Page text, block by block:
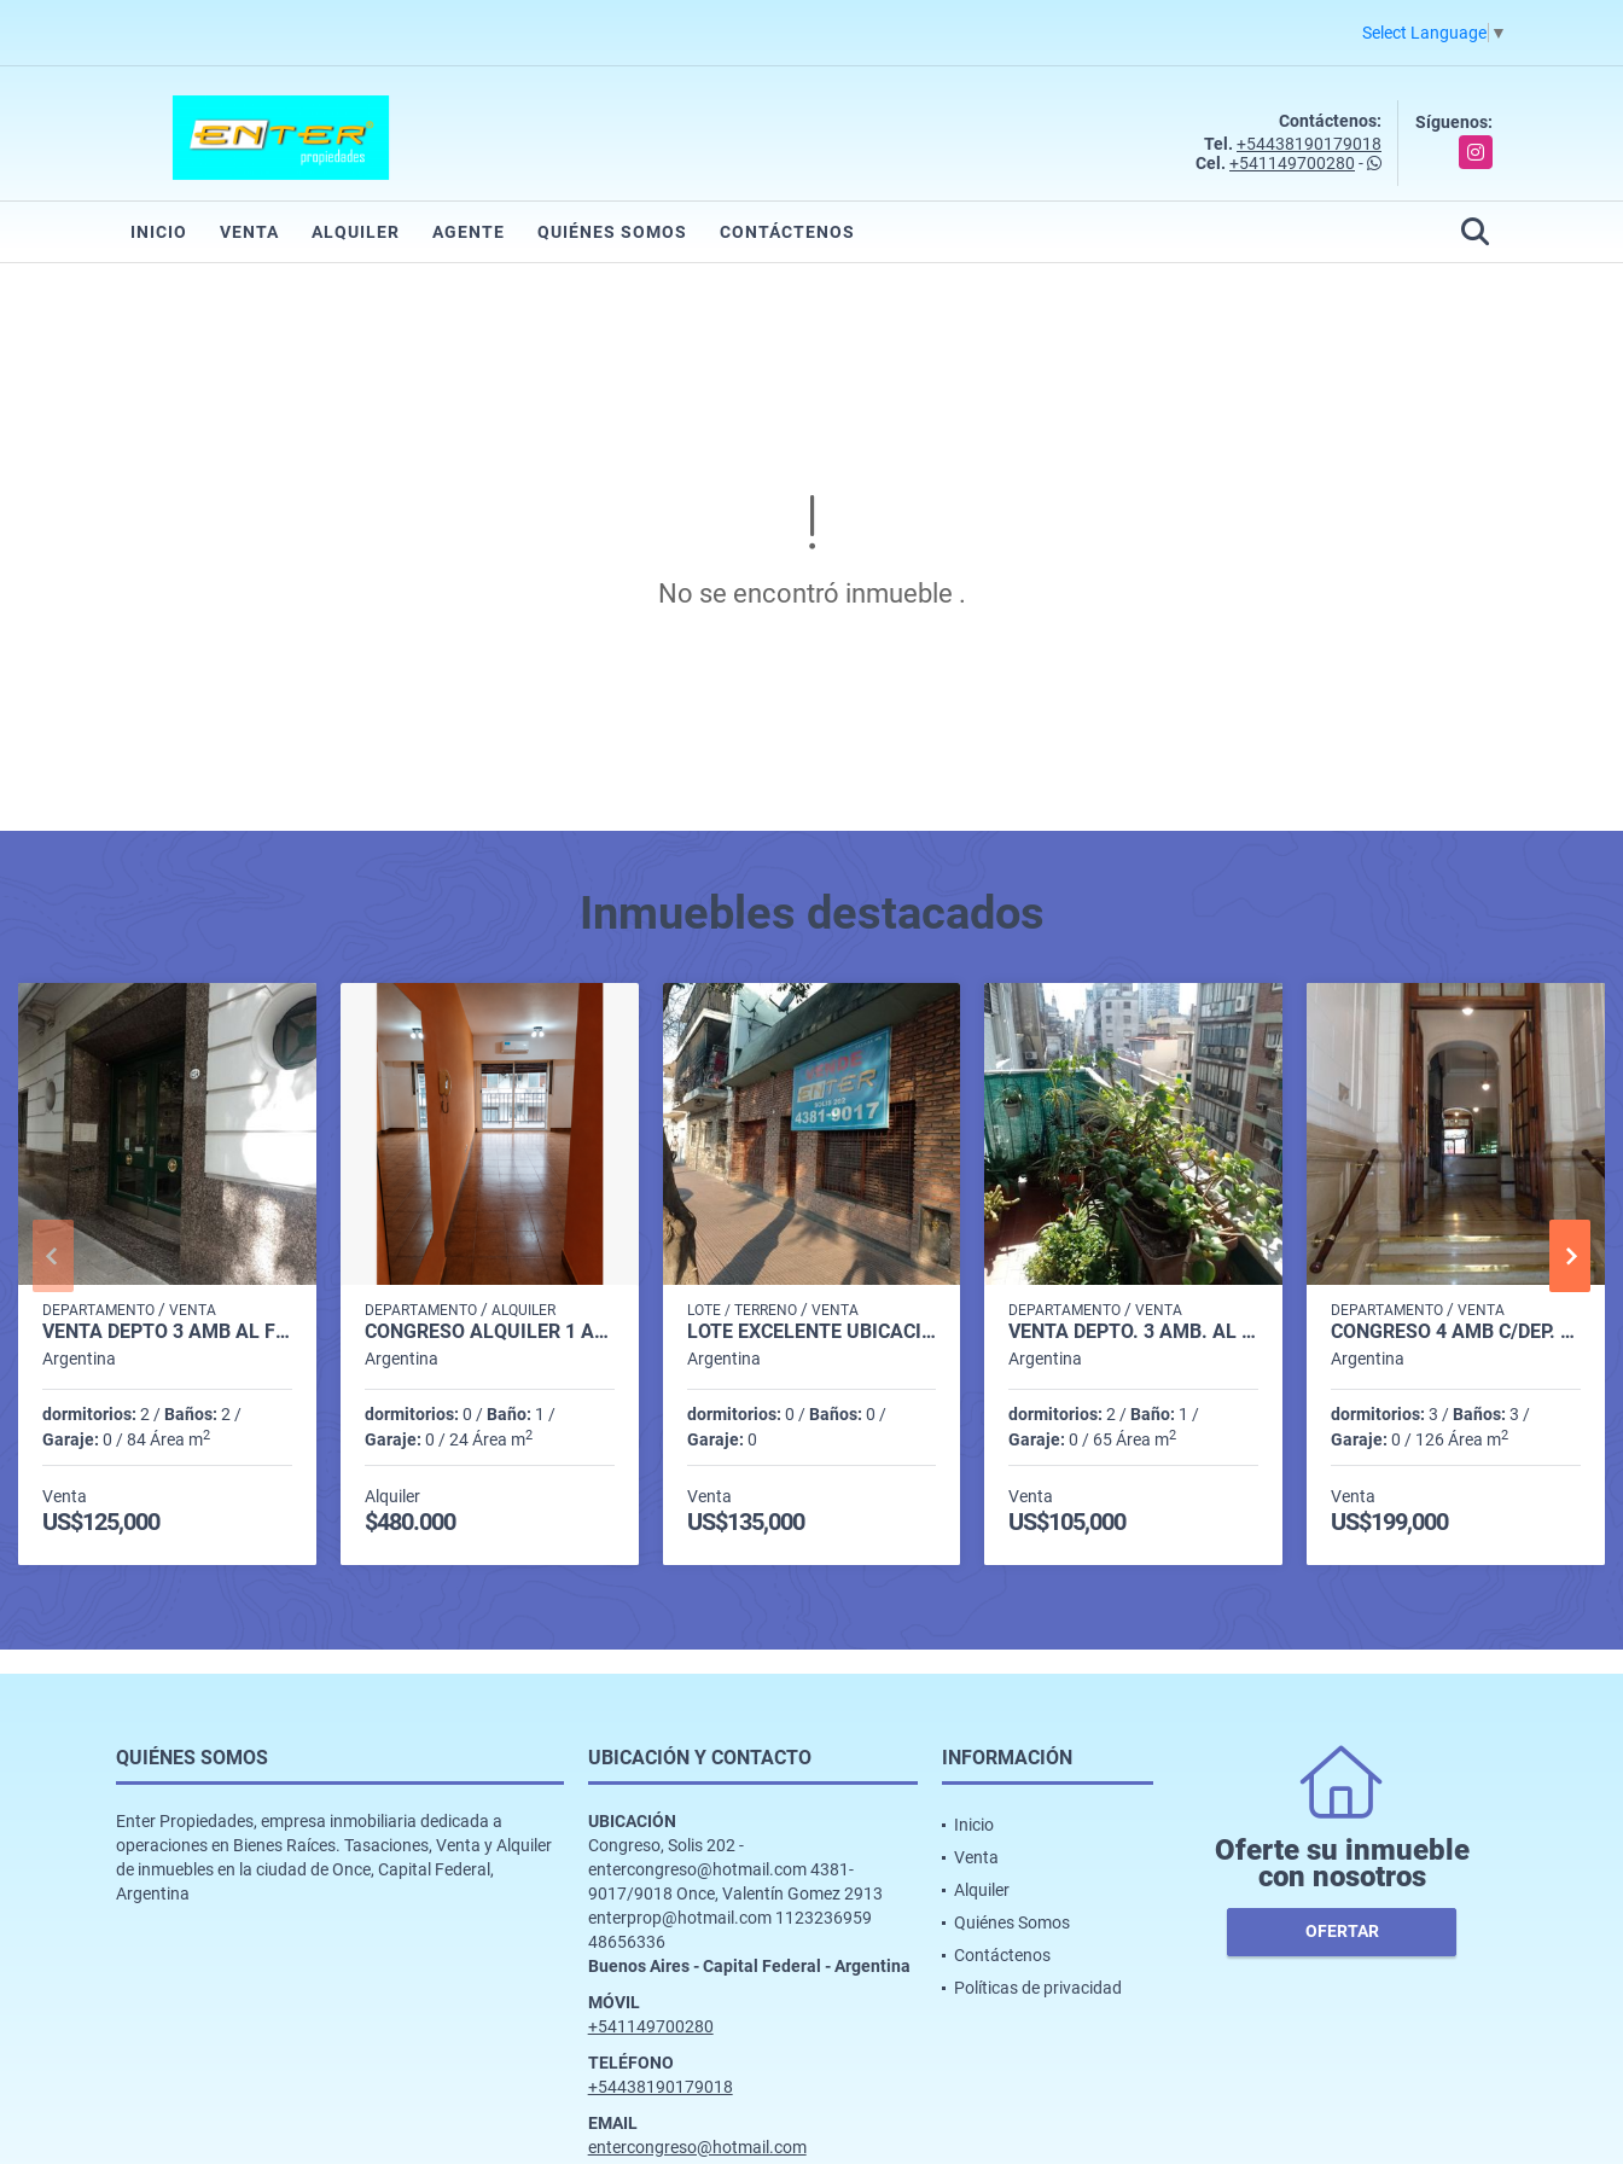
Select Language ▼
Contáctenos:
Tel. +54438190179018
Cel. +541149700280 -
Síguenos:
Instagram
INICIO VENTA ALQUILER AGENTE QUIÉNES SOMOS CONTÁCTENOS
No se encontró inmueble .
Inmuebles destacados
DEPARTAMENTO / VENTA
VENTA DEPTO 3 AMB AL FTE C/BCON HUMBERTO I º
Argentina
dormitorios: 2 / Baños: 2 /
Garaje: 0 / 84 Área m2
Venta
US$125,000
DEPARTAMENTO/ ALQUILER
CONGRESO ALQUILER 1 AMB. SOLIS 300
Argentina
dormitorios: 0 / Baño: 1 /
Garaje: 0 / 24 Área m2
Alquiler
$480.000
LOTE / TERRENO/ VENTA
LOTE EXCELENTE UBICACION -GARAY 1700
Argentina
dormitorios: 0 / Baños: 0 /
Garaje: 0
Venta
US$135,000
DEPARTAMENTO /VENTA
VENTA DEPTO. 3 AMB. AL FRENTE CON BALCON SAN JOSE 300
Argentina
dormitorios: 2 / Baño: 1 /
Garaje: 0 / 65 Área m2
Venta
US$105,000
DEPARTAMENTO /VENTA
CONGRESO 4 AMB C/DEP. C/BALCON AL FRENTE
Argentina
dormitorios: 3 / Baños: 3 /
Garaje: 0 / 126 Área m2
Venta
US$199,000
QUIÉNES SOMOS
Enter Propiedades, empresa inmobiliaria dedicada a
operaciones en Bienes Raíces. Tasaciones, Venta y Alquiler
de inmuebles en la ciudad de Once, Capital Federal,
Argentina
UBICACIÓN Y CONTACTO
UBICACIÓN
Congreso, Solis 202 -
entercongreso@hotmail.com 4381-
9017/9018 Once, Valentín Gomez 2913
enterprop@hotmail.com 1123236959
48656336
Buenos Aires - Capital Federal - Argentina
MÓVIL
+541149700280
TELÉFONO
+54438190179018
EMAIL
entercongreso@hotmail.com
INFORMACIÓN
Inicio
Venta
Alquiler
Quiénes Somos
Contáctenos
Políticas de privacidad
Oferte su inmueble
con nosotros
OFERTAR